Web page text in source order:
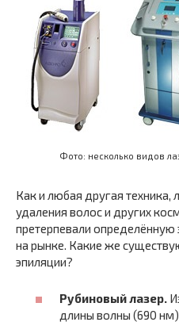
Фото: несколько видов
Как и любая другая техника,
удаления волос и других
претерпевали
на рынке. Какие же
эпиляции?
Рубиновый лазер.
длины волны (690 нм)